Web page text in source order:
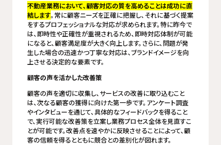
不動産業務において、顧客対応の質を高めることは成功に直
結します。常に顧客ニーズを正確に把握し、それに基づく提案
をするプロフェッショナルな対応が求められます。特に昨今で
は、即時性や正確性が重視されるため、即時対応体制が可能
になると、顧客満足度が大きく向上します。さらに、問題が発
生した場合の迅速かつ丁寧な対応は、ブランドイメージを向
上させる決定的な要素です。
顧客の声を活かした改善策
顧客の声を適切に収集し、サービスの改善に取り込むこと
は、次なる顧客の獲得に向けた第一歩です。アンケート調査
やインタビューを通じて、具体的なフィードバックを得ること
で、実行可能な改善策を立案し業務プロセス全体を見直すこ
とが可能です。改善点を速やかに反映させることによって、顧
客の信頼を得るとともに競合との差別化が図れます。